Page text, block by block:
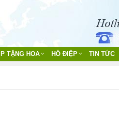
TẶNG HOA HỒ ĐIỆP TIN TỨC